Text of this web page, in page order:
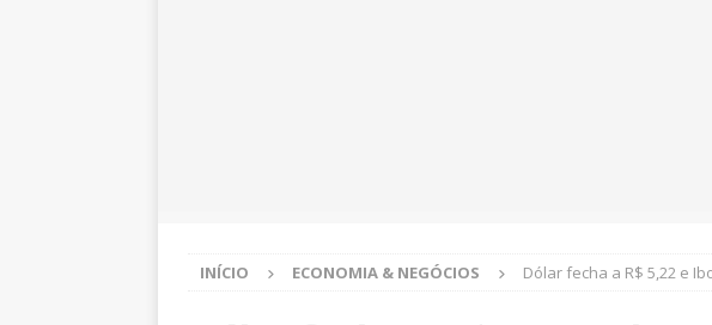
INÍCIO ECONOMIA & NEGÓCIOS Dólar fecha a R$ 5,22 e